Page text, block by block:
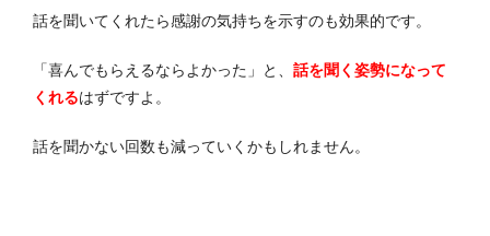
話を聞いてくれたら感謝の気持ちを示すのも効果的です。
「喜んでもらえるならよかった」と、 話を聞く姿勢になって
くれるはずですよ。
話を聞かない回数も減っていくかもしれません。